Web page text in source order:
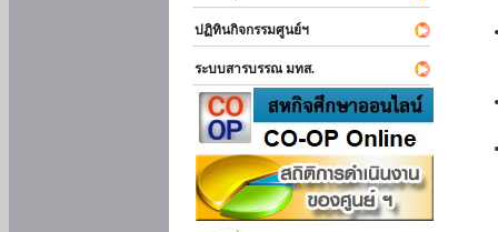
ปฏิทินกิจกรรมศูนย์ฯ
ระบบสารบรรณ มทส.